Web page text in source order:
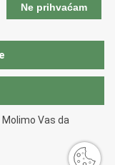
uprava.
Ne prihvaćam
Vas da